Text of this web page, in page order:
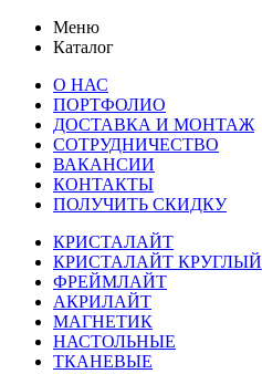
Меню
Каталог
О НАС
ПОРТФОЛИО
ДОСТАВКА И МОНТАЖ
СОТРУДНИЧЕСТВО
ВАКАНСИИ
КОНТАКТЫ
ПОЛУЧИТЬ СКИДКУ
КРИСТАЛАЙТ
КРИСТАЛАЙТ КРУГЛЫЙ
ФРЕЙМЛАЙТ
АКРИЛАЙТ
МАГНЕТИК
НАСТОЛЬНЫЕ
ТКАНЕВЫЕ